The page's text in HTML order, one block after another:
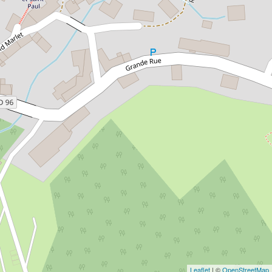
Leaflet | ©OpenStreetMap